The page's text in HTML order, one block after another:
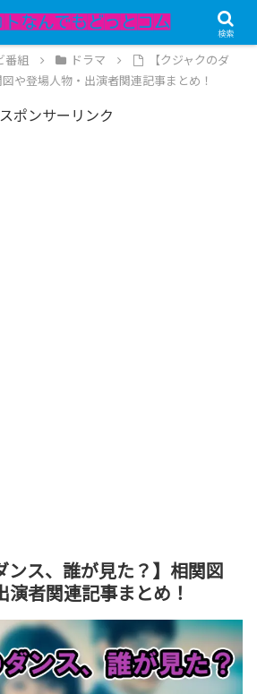
。
番組 ドラマ
【クジャクのダ
や登場人物・出演者関連記事まとめ！
スポンサーリンク
ンス、誰が見た？】相関図
演者関連記事まとめ！
検索